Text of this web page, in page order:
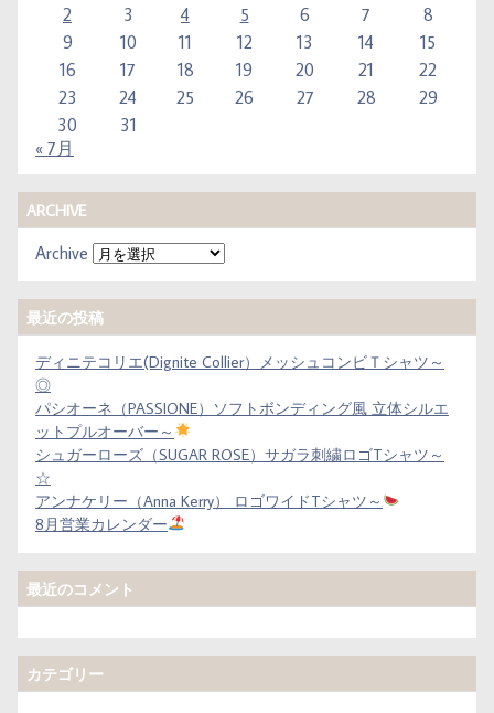
2
3 4 5 6 7
8
9
10 11 12 13 14
15
16
17 18 19 20 21
22
23
24 25 26 27 28
29
30
31
« 7月
ARCHIVE
Archive
最近の投稿
ディニテコリエ(Dignite Collier）メッシュコンビＴシャツ～
◎
パシオーネ（PASSIONE）ソフトボンディング風 立体シルエ
ットプルオーバー～
シュガーローズ（SUGAR ROSE）サガラ刺繍ロゴTシャツ～
☆
アンナケリー（Anna Kerry） ロゴワイドTシャツ～
8月営業カレンダー
最近のコメント
カテゴリー